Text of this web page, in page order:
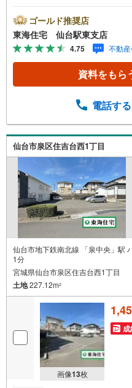
家プランも * 未掲載物
ピールポイント *■自
を選ぶことができます
計が可能な条件無し土
プランの練りやすい
プランのご相談も承ります... 周辺環境 *・
（選択可）・セブン
のご予約も承ってお
社はもちろん、メール
⇒お電話に抵抗がある
ゴールド推奨店
東海住宅 仙台駅東支店
4.75 不動
資料をもら
電話する
仙台市泉区住吉台西1丁目
仙台市地下鉄南北線 「泉中央」駅
1分
宮城県仙台市泉区住吉台西1丁目
土地227.12m2
画像13枚
成